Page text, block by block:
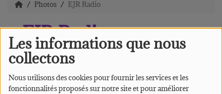
Les informations que nous
collectons
Nous utilisons des cookies pour fournir les services et les
fonctionnalités proposés sur notre site et pour améliorer
Photos EJR Radio
EJR Radio
03 DÉCEMBRE 2020